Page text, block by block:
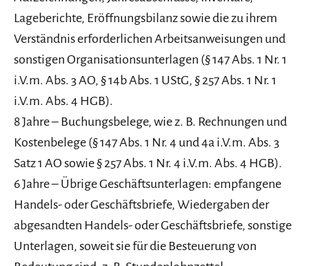
Lageberichte, Eröffnungsbilanz sowie die zu ihrem
Verständnis erforderlichen Arbeitsanweisungen und
sonstigen Organisationsunterlagen (§ 147 Abs. 1 Nr. 1
i.V.m. Abs. 3 AO, § 14b Abs. 1 UStG, § 257 Abs. 1 Nr. 1
i.V.m. Abs. 4 HGB).
8 Jahre – Buchungsbelege, wie z. B. Rechnungen und
Kostenbelege (§ 147 Abs. 1 Nr. 4 und 4a i.V.m. Abs. 3
Satz 1 AO sowie § 257 Abs. 1 Nr. 4 i.V.m. Abs. 4 HGB).
6 Jahre – Übrige Geschäftsunterlagen: empfangene
Handels- oder Geschäftsbriefe, Wiedergaben der
abgesandten Handels- oder Geschäftsbriefe, sonstige
Unterlagen, soweit sie für die Besteuerung von